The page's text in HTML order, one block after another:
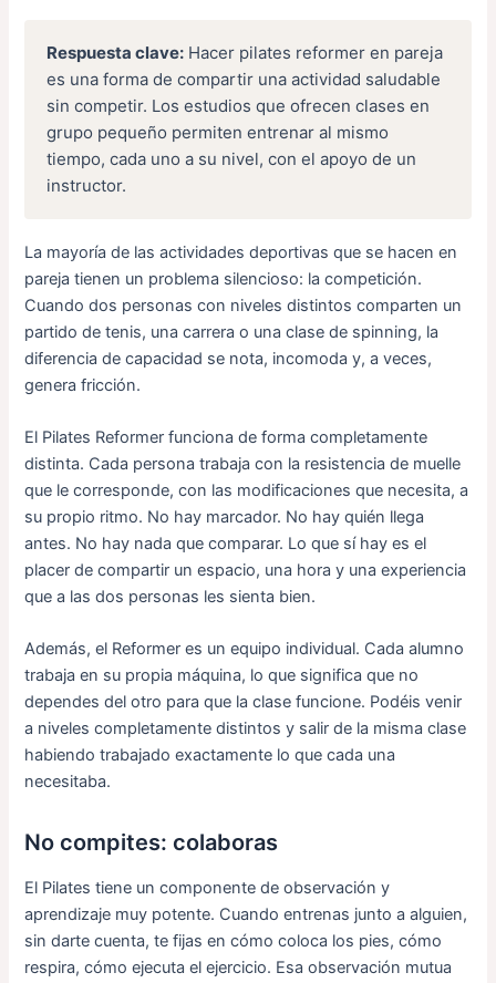
Respuesta clave: Hacer pilates reformer en pareja
es una forma de compartir una actividad saludable
sin competir. Los estudios que ofrecen clases en
grupo pequeño permiten entrenar al mismo
tiempo, cada uno a su nivel, con el apoyo de un
instructor.
La mayoría de las actividades deportivas que se hacen en
pareja tienen un problema silencioso: la competición.
Cuando dos personas con niveles distintos comparten un
partido de tenis, una carrera o una clase de spinning, la
diferencia de capacidad se nota, incomoda y, a veces,
genera fricción.
El Pilates Reformer funciona de forma completamente
distinta. Cada persona trabaja con la resistencia de muelle
que le corresponde, con las modificaciones que necesita, a
su propio ritmo. No hay marcador. No hay quién llega
antes. No hay nada que comparar. Lo que sí hay es el
placer de compartir un espacio, una hora y una experiencia
que a las dos personas les sienta bien.
Además, el Reformer es un equipo individual. Cada alumno
trabaja en su propia máquina, lo que significa que no
dependes del otro para que la clase funcione. Podéis venir
a niveles completamente distintos y salir de la misma clase
habiendo trabajado exactamente lo que cada una
necesitaba.
No compites: colaboras
El Pilates tiene un componente de observación y
aprendizaje muy potente. Cuando entrenas junto a alguien,
sin darte cuenta, te fijas en cómo coloca los pies, cómo
respira, cómo ejecuta el ejercicio. Esa observación mutua